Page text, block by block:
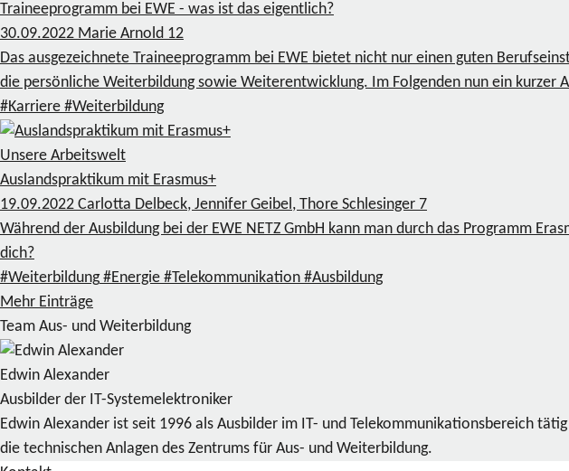
Traineeprogramm bei EWE - was ist das eigentlich?
30.09.2022 Marie Arnold 12
Das ausgezeichnete Traineeprogramm bei EWE bietet nicht nur einen guten
die persönliche Weiterbildung sowie Weiterentwicklung. Im Folgenden nun ein kurzer
#Karriere #Weiterbildung
Unsere Arbeitswelt
Auslandspraktikum mit Erasmus+
19.09.2022 Carlotta Delbeck, Jennifer Geibel, Thore Schlesinger 7
Während der Ausbildung bei der EWE NETZ GmbH kann man durch das Programm
dich?
#Weiterbildung #Energie #Telekommunikation #Ausbildung
Mehr Einträge
Team Aus- und Weiterbildung
Edwin Alexander
Ausbilder der IT-Systemelektroniker
Edwin Alexander ist seit 1996 als Ausbilder im IT- und Telekommunikationsbereich
die technischen Anlagen des Zentrums für Aus- und Weiterbildung.